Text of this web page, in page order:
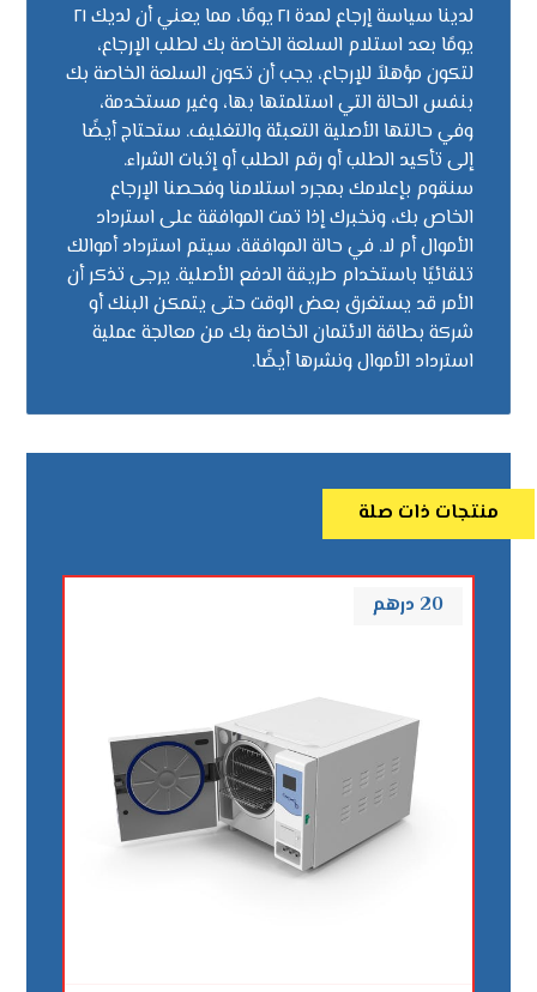
لدينا سياسة إرجاع لمدة ۲۱ يومًا، مما يعني أن لديك ۲۱
يومًا بعد استلام السلعة الخاصة بك لطلب الإرجاع،
لتكون مؤهلاً للإرجاع، يجب أن تكون السلعة الخاصة بك
بنفس الحالة التي استلمتها بها، وغير مستخدمة،
وفي حالتها الأصلية التعبئة والتغليف. ستحتاج أيضًا
إلى تأكيد الطلب أو رقم الطلب أو إثبات الشراء.
سنقوم بإعلامك بمجرد استلامنا وفحصنا الإرجاع
الخاص بك، ونخبرك إذا تمت الموافقة على استرداد
الأموال أم لا. في حالة الموافقة، سيتم استرداد أموالك
تلقائيًا باستخدام طريقة الدفع الأصلية. يرجى تذكر أن
الأمر قد يستغرق بعض الوقت حتى يتمكن البنك أو
شركة بطاقة الائتمان الخاصة بك من معالجة عملية
استرداد الأموال ونشرها أيضًا.
منتجات ذات صلة
20 درهم